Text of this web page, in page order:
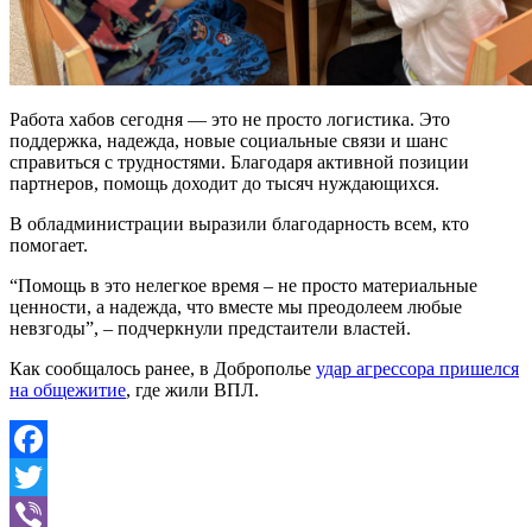
Работа хабов сегодня — это не просто логистика. Это
поддержка, надежда, новые социальные связи и шанс
справиться с трудностями. Благодаря активной позиции
партнеров, помощь доходит до тысяч нуждающихся.
В обладминистрации выразили благодарность всем, кто
помогает.
“Помощь в это нелегкое время – не просто материальные
ценности, а надежда, что вместе мы преодолеем любые
невзгоды”, – подчеркнули предстаители властей.
Как сообщалось ранее, в Доброполье удар агрессора пришелся
на общежитие, где жили ВПЛ.
Facebook
Twitter